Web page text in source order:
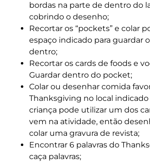
bordas na parte de dentro do
cobrindo o desenho;
Recortar os “pockets” e colar
espaço indicado para guardar
dentro;
Recortar os cards de foods e
Guardar dentro do pocket;
Colar ou desenhar comida
Thanksgiving no local indicado
criança pode utilizar um dos
vem na atividade, então
colar uma gravura de revista;
Encontrar 6 palavras do
caça palavras;